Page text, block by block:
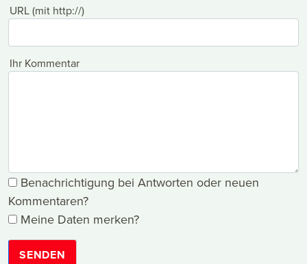
URL (mit http://)
Ihr Kommentar
Benachrichtigung bei Antworten oder neuen
Kommentaren?
Meine Daten merken?
SENDEN